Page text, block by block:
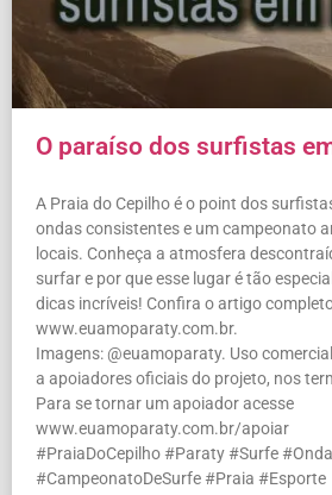
O paraíso dos surfistas
A Praia do Cepilho é o point dos
ondas consistentes e um campeonato
locais. Conheça a atmosfera
surfar e por que esse lugar é tão
dicas incríveis! Confira o artigo
www.euamoparaty.com.br.
Imagens: @euamoparaty. Uso
a apoiadores oficiais do projeto, nos
Para se tornar um apoiador acesse
www.euamoparaty.com.br/apoiar
#PraiaDoCepilho #Paraty #Surfe
#CampeonatoDeSurfe #Praia #Esporte